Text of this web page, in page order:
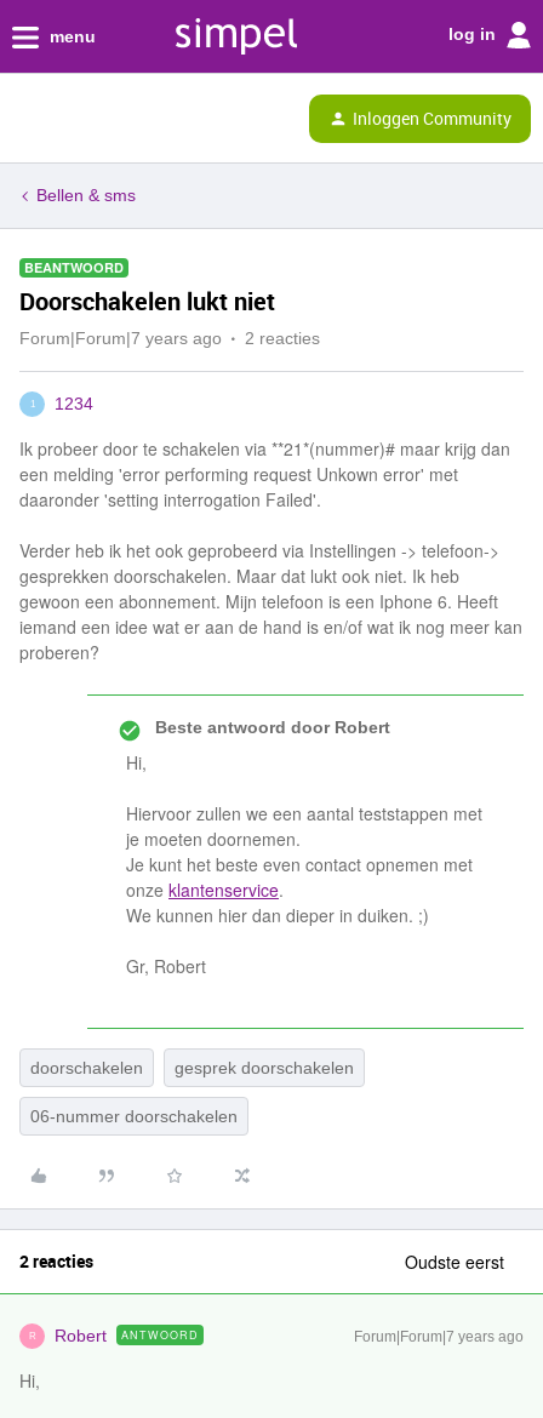
menu log in
Inloggen Community
Bellen & sms
BEANTWOORD
Doorschakelen lukt niet
Forum|Forum|7 years ago 2 reacties
1 1234
Ik probeer door te schakelen via **21*(nummer)# maar krijg dan
een melding 'error performing request Unkown error' met
daaronder 'setting interrogation Failed'.
Verder heb ik het ook geprobeerd via Instellingen -> telefoon->
gesprekken doorschakelen. Maar dat lukt ook niet. Ik heb
gewoon een abonnement. Mijn telefoon is een Iphone 6. Heeft
iemand een idee wat er aan de hand is en/of wat ik nog meer kan
proberen?
Beste antwoord doorRobert
Hi,
Hiervoor zullen we een aantal teststappen met
je moeten doornemen.
Je kunt het beste even contact opnemen met
onze klantenservice.
We kunnen hier dan dieper in duiken. ;)
Gr, Robert
doorschakelen gesprek doorschakelen
06-nummer doorschakelen
2 reacties Oudste eerst
R Robert ANTWOORD Forum|Forum|7 years ago
Hi,